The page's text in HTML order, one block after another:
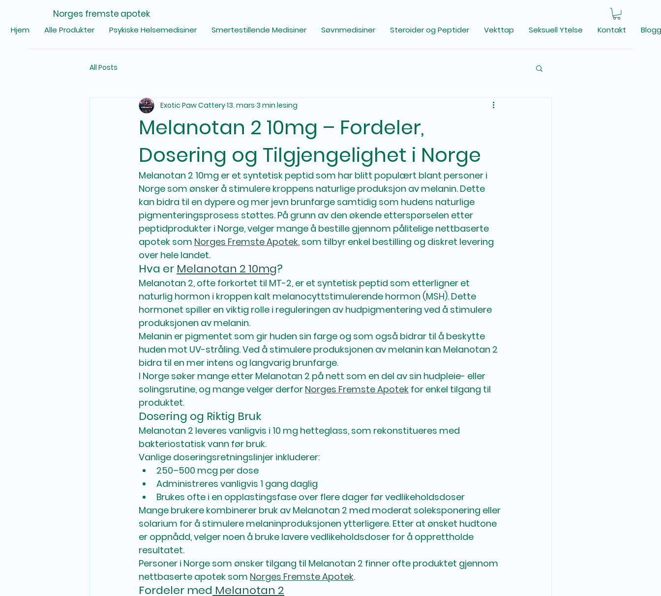
Norges fremste apotek
Hjem Alle Produkter Psykiske Helsemedisiner Smertestillende Medisiner Søvnmedisiner Steroider og Peptider Vekttap Seksuell Ytelse Kontakt
All Posts
Melanotan 2 10mg – Fordeler,
Dosering og Tilgjengelighet i Norge
Exotic Paw Cattery13. mars 3 min lesing
Melanotan 2 10mg er et syntetisk peptid som har blitt populært blant personer i
Norge som ønsker å stimulere kroppens naturlige produksjon av melanin. Dette
kan bidra til en dypere og mer jevn brunfarge samtidig som hudens naturlige
pigmenteringsprosess støttes. På grunn av den økende etterspørselen etter
peptidprodukter i Norge, velger mange å bestille gjennom pålitelige nettbaserte
apotek som Norges Fremste Apotek, som tilbyr enkel bestilling og diskret levering
over hele landet.
Hva er Melanotan 2 10mg?
Melanotan 2, ofte forkortet til MT-2, er et syntetisk peptid som etterligner et
naturlig hormon i kroppen kalt melanocyttstimulerende hormon (MSH). Dette
hormonet spiller en viktig rolle i reguleringen av hudpigmentering ved å stimulere
produksjonen av melanin.
Melanin er pigmentet som gir huden sin farge og som også bidrar til å beskytte
huden mot UV-stråling. Ved å stimulere produksjonen av melanin kan Melanotan 2
bidra til en mer intens og langvarig brunfarge.
I Norge søker mange etter Melanotan 2 på nett som en del av sin hudpleie- eller
solingsrutine, og mange velger derfor Norges Fremste Apotek for enkel tilgang til
produktet.
Dosering og Riktig Bruk
Melanotan 2 leveres vanligvis i 10 mg hetteglass, som rekonstitueres med
bakteriostatisk vann før bruk.
Vanlige doseringsretningslinjer inkluderer:
250–500 mcg per dose
Administreres vanligvis 1 gang daglig
Brukes ofte i en opplastingsfase over flere dager før vedlikeholdsdoser
Mange brukere kombinerer bruk av Melanotan 2 med moderat soleksponering eller
solarium for å stimulere melaninproduksjonen ytterligere. Etter at ønsket hudtone
er oppnådd, velger noen å bruke lavere vedlikeholdsdoser for å opprettholde
resultatet.
Personer i Norge som ønsker tilgang til Melanotan 2 finner ofte produktet gjennom
nettbaserte apotek som Norges Fremste Apotek.
Fordeler med Melanotan 2